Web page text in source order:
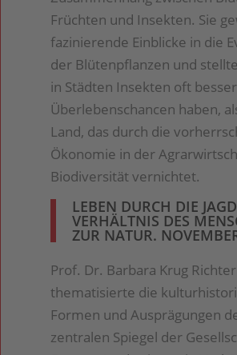
Früchten und Insekten. Sie
fazinierende Einblicke in die
der Blütenpflanzen und
in Städten Insekten oft
Überlebenschancen haben,
Land, das durch die
Ökonomie in der
Biodiversität vernichtet.
LEBEN DURCH DIE
VERHÄLTNIS DES
ZUR NATUR.
Prof. Dr. Barbara Krug Richter
thematisierte die
Formen und Ausprägungen
zentralen Spiegel der